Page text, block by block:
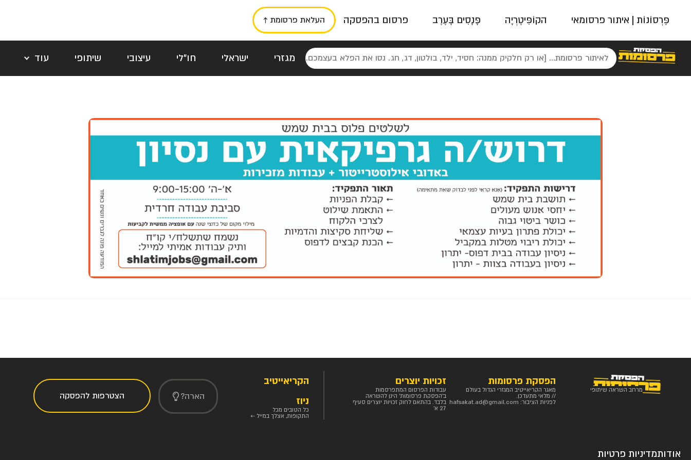
פֶּרְסוֹנוֹת | איתור פרסומאי הקוֹפִּיטֶרְיָה פָּנָסִים בָּעֶרֶב פרסום בהפסקה העלאת פרסומת ↑
מגזרי ישראלי חו"לי עיצובי שיתופי
עוד
פאשן
ניינטיז נוסטלגי כרזות טיפוגרפי
מרחב השראה שיתופי
הפסקת פרסומות
מאגר הקריאייטיב המגזרי הגדול בעולם
// מלאי מתעדכן.
לפניות הציבור: hafsakat.ad@gmail.com
זכויות יוצרים
עבודות הפרסום המתפרסמות
ב'הפסקת פרסומות' הינן להשראה
בלבד. בהתאם לחוק זכויות יוצרים סעיף
27 א'
הקריאייטיב
ניוז
כל הטובים מכל
התקופות, אצלך במייל ←
הארה? הצטרפות להפסקה
אודותמדיניות פרטיות